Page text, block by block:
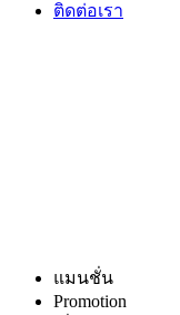
ติดต่อเรา
แมนชั่น
Promotion